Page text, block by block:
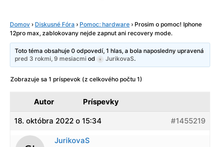
Domov › Diskusné Fóra › Pomoc: hardware › Prosim o pomoc! Iphone
12pro max, zablokovany nejde zapnut ani recovery mode.
Toto téma obsahuje 0 odpovedí, 1 hlas, a bola naposledny upravená
pred 3 rokmi, 9 mesiacmi od JurikovaS.
Zobrazuje sa 1 príspevok (z celkového počtu 1)
Autor Príspevky
18. októbra 2022 o 15:34 #1455219
JurikovaS